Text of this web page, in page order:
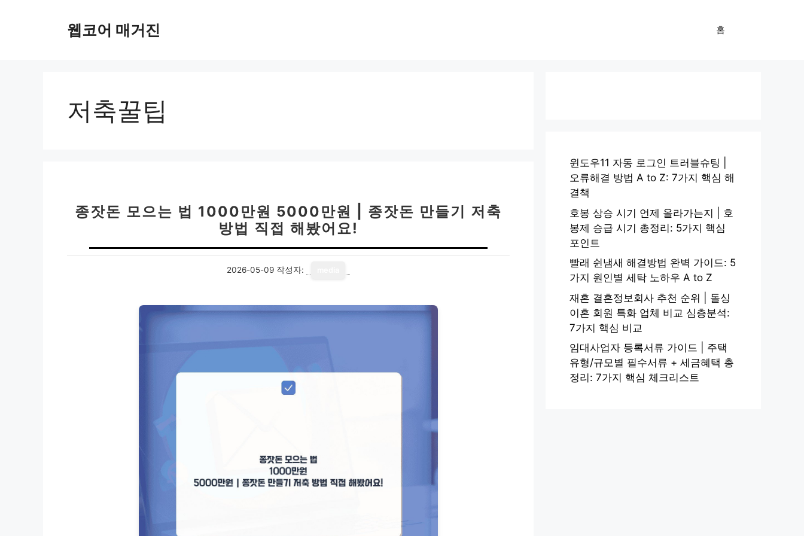
웹코어 매거진 홈
저축꿀팁
종잣돈 모으는 법 1000만원 5000만원 | 종잣돈 만들기 저축
방법 직접 해봤어요!
2026-05-09 작성자:
윈도우11 자동 로그인 트러블슈팅 |
오류해결 방법 A to Z: 7가지 핵심 해
결책
호봉 상승 시기 언제 올라가는지 | 호
봉제 승급 시기 총정리: 5가지 핵심
포인트
빨래 쉰냄새 해결방법 완벽 가이드: 5
가지 원인별 세탁 노하우 A to Z
재혼 결혼정보회사 추천 순위 | 돌싱
이혼 회원 특화 업체 비교 심층분석:
7가지 핵심 비교
임대사업자 등록서류 가이드 | 주택
유형/규모별 필수서류 + 세금혜택 총
정리: 7가지 핵심 체크리스트